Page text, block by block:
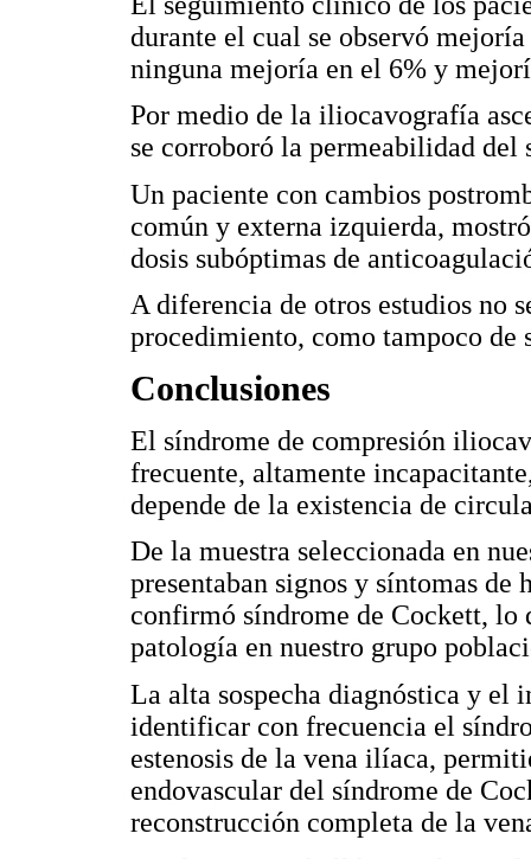
durante el cual se observó
ninguna mejoría en el 6% y
Por medio de la iliocavografía
se corroboró la permeabilidad del
Un paciente con cambios
común y externa izquierda,
dosis subóptimas de
A diferencia de otros estudios no
procedimiento, como tampoco de
Conclusiones
El síndrome de compresión
frecuente, altamente
depende de la existencia de
De la muestra seleccionada en
presentaban signos y síntomas de
confirmó síndrome de Cockett, lo
patología en nuestro grupo
La alta sospecha diagnóstica y el
identificar con frecuencia el
estenosis de la vena ilíaca,
endovascular del síndrome de
reconstrucción completa de la